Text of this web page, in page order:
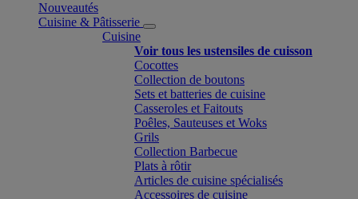
Nouveautés
Cuisine & Pâtisserie
Cuisine
Voir tous les ustensiles de cuisson
Cocottes
Collection de boutons
Sets et batteries de cuisine
Casseroles et Faitouts
Poêles, Sauteuses et Woks
Grils
Collection Barbecue
Plats à rôtir
Articles de cuisine spécialisés
Accessoires de cuisine